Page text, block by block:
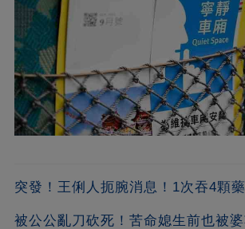
突發！王俐人扼腕消息！1次吞4顆
被公公亂刀砍死！苦命媳生前也被